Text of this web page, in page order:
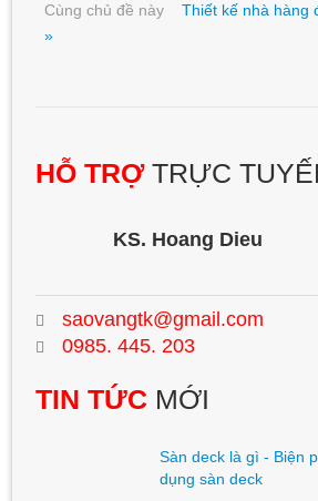
Cùng chủ đề này
Thiết kế nhà hàng
»
HỖ TRỢTRỰC
KS. Hoang Dieu
saovangtk@gmail.com
0985. 445. 203
TIN TỨCMỚI
Sàn deck là gì - Biện
dụng sàn deck